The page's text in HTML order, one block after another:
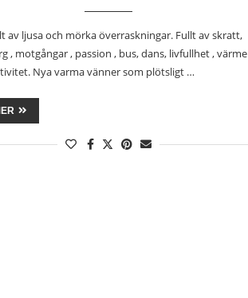
av ljusa och mörka överraskningar. Fullt av skratt,
, motgångar , passion , bus, dans, livfullhet , värme
Nya varma vänner som plötsligt …